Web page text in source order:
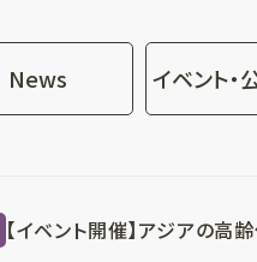
News イベント・
【イベント開催】アジアの高